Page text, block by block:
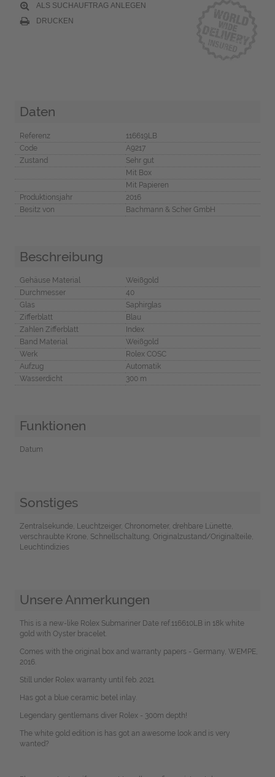
ALS SUCHAUFTRAG ANLEGEN
DRUCKEN
Daten
Referenz
116619LB
Code
A9217
Zustand
Sehr gut
Mit Box
Mit Papieren
Produktionsjahr
2016
Besitz von
Bachmann & Scher GmbH
Beschreibung
Gehäuse Material
Weißgold
Durchmesser
40
Glas
Saphirglas
Zifferblatt
Blau
Zahlen Zifferblatt
Index
Band Material
Weißgold
Werk
Rolex COSC
Aufzug
Automatik
Wasserdicht
300 m
Funktionen
Datum
Sonstiges
Zentralsekunde, Leuchtzeiger, Chronometer, drehbare Lünette,
verschraubte Krone, Schnellschaltung, Originalzustand/Originalteile,
Leuchtindizies
Unsere Anmerkungen
This is a new-like Rolex Submariner Date ref.116610LB in 18k white
gold with Oyster bracelet.
Comes with the original box and warranty papers - Germany, WEMPE,
2016.
Still under Rolex warranty until feb. 2021.
Has got a blue ceramic betel inlay.
Legendary gentlemans diver Rolex - 300m depth!
The white gold edition is has got an awesome look and is very
wanted?